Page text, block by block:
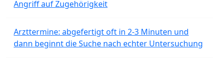
Angriff auf Zugehörigkeit
Arzttermine: abgefertigt oft in 2-3 Minuten und
dann beginnt die Suche nach echter Untersuchung